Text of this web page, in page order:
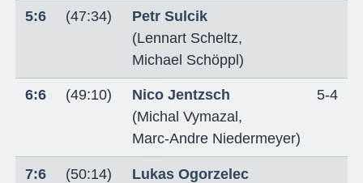
5:6 (47:34)
Petr Sulcik
(Lennart Scheltz,
Michael Schöppl )
6:6 (49:10)
Nico Jentzsch
(Michal Vymazal ,
Marc-Andre Niedermeyer)
5-4
7:6 (50:14)
Lukas Ogorzelec